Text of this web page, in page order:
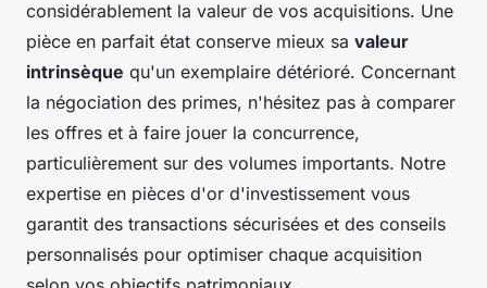
considérablement la valeur de vos acquisitions. Une
pièce en parfait état conserve mieux sa valeur
intrinsèque qu'un exemplaire détérioré. Concernant
la négociation des primes, n'hésitez pas à comparer
les offres et à faire jouer la concurrence,
particulièrement sur des volumes importants. Notre
expertise en pièces d'or d'investissement vous
garantit des transactions sécurisées et des conseils
personnalisés pour optimiser chaque acquisition